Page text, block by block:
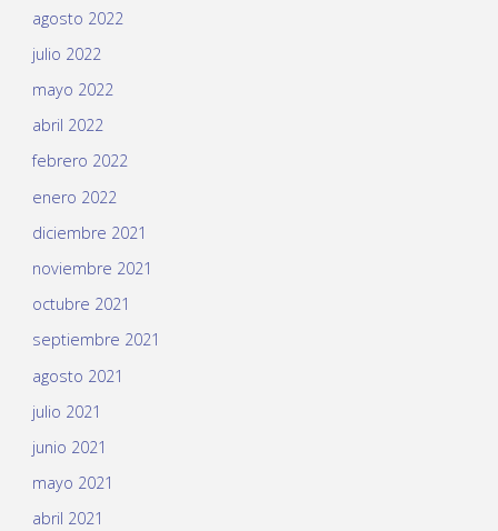
agosto 2022
julio 2022
mayo 2022
abril 2022
febrero 2022
enero 2022
diciembre 2021
noviembre 2021
octubre 2021
septiembre 2021
agosto 2021
julio 2021
junio 2021
mayo 2021
abril 2021